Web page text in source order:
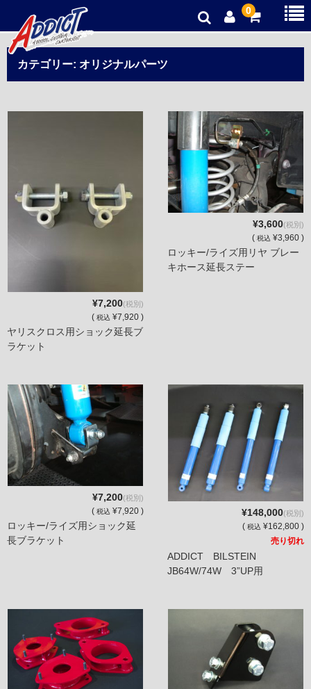
0
オリジナルパーツ
新品パーツ
中古パーツ
プライバシーポリシー
カテゴリー: オリジナルパーツ
¥7,200(税別)
( 税込 ¥7,920 )
ヤリスクロス用ショック延長ブ
ラケット
¥3,600(税別)
( 税込 ¥3,960 )
ロッキー/ライズ用リヤ ブレー
キホース延長ステー
¥7,200(税別)
( 税込 ¥7,920 )
ロッキー/ライズ用ショック延
長ブラケット
¥148,000(税別)
( 税込 ¥162,800 )
売り切れ
ADDICT BILSTEIN
JB64W/74W 3”UP用